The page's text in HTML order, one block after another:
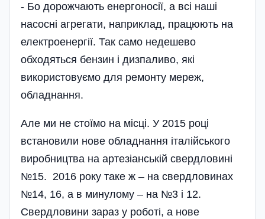
- Бо дорожчають енергоносії, а всі наші
насосні агрегати, наприклад, працюють на
електроенергії. Так само недешево
обходяться бензин і дизпаливо, які
використовуємо для ремонту мереж,
обладнання.
Але ми не стоїмо на місці. У 2015 році
встановили нове обладнання італі­йського
виробництва на артезіанській свердловині
№15. 2016 року таке ж – на свердловинах
№14, 16, а в минулому – на №3 і 12.
Свердловини зараз у роботі, а нове